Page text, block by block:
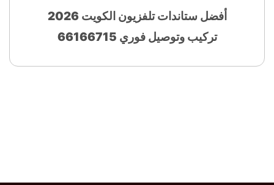
أفضل ستاندات تلفزيون الكويت 2026
تركيب وتوصيل فوري 66166715